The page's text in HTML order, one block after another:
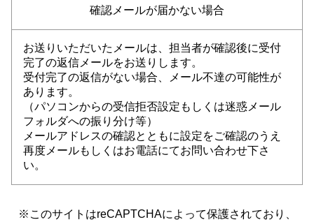
当社にお申し出いただければ、このような印刷物の発送や
お客様自身が個人情報の開示、訂正、削除等を希望される
場合には、当社所定の手続きでご請求いただければ、合理
的な範囲で速やかに対応させていただきます。
当社は、当社が保有する個人情報に関して適用される日本
の法令、規範を遵守するとともに、上記各項における取り
組みを適宜見直し、改善していきます。
以上、個人情報保護方針に関するお問い合わせは、当社カードセ
ンターまでご連絡ください。
株式会社丸久 カードセンター TEL 0835-25-0909（9:00～18：
00）
確認メールが届かない場合
お送りいただいたメールは、担当者が確認後に受付
完了の返信メールをお送りします。
受付完了の返信がない場合、メール不達の可能性が
あります。
（パソコンからの受信拒否設定もしくは迷惑メール
フォルダへの振り分け等）
メールアドレスの確認とともに設定をご確認のうえ
再度メールもしくはお電話にてお問い合わせ下さ
い。
※このサイトはreCAPTCHAによって保護されており、